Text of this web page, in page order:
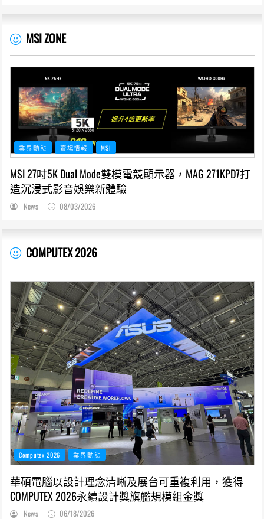
MSI ZONE
業界動態 賣場情報 MSI
MSI 27吋5K Dual Mode雙模電競顯示器，MAG 271KPD7打
造沉浸式影音娛樂新體驗
News 08/03/2026
COMPUTEX 2026
Computex 2026 業界動態
華碩電腦以設計理念清晰及展台可重複利用，獲得
COMPUTEX 2026永續設計獎旗艦規模組金獎
News 06/18/2026